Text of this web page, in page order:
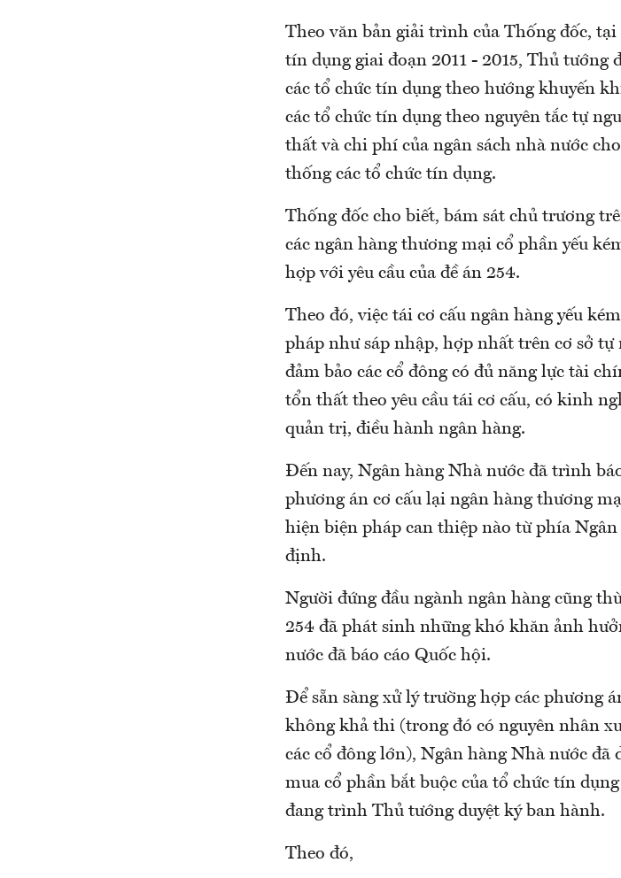
Theo văn bản giải trình của Thống đốc, tại
tín dụng giai đoạn 2011 - 2015, Thủ tướng
các tổ chức tín dụng theo hướng khuyến
các tổ chức tín dụng theo nguyên tắc tự
thất và chi phí của ngân sách nhà nước
thống các tổ chức tín dụng.
Thống đốc cho biết, bám sát chủ trương
các ngân hàng thương mại cổ phần yếu
hợp với yêu cầu của đề án 254.
Theo đó, việc tái cơ cấu ngân hàng yếu
pháp như sáp nhập, hợp nhất trên cơ sở tự
đảm bảo các cổ đông có đủ năng lực tài
tổn thất theo yêu cầu tái cơ cấu, có kinh
quản trị, điều hành ngân hàng.
Đến nay, Ngân hàng Nhà nước đã trình
phương án cơ cấu lại ngân hàng thương
hiện biện pháp can thiệp nào từ phía
định.
Người đứng đầu ngành ngân hàng cũng
254 đã phát sinh những khó khăn ảnh
nước đã báo cáo Quốc hội.
Để sẵn sàng xử lý trường hợp các phương
không khả thi (trong đó có nguyên nhân
các cổ đông lớn), Ngân hàng Nhà nước đã
mua cổ phần bắt buộc của tổ chức tín
đang trình Thủ tướng duyệt ký ban hành.
Theo đó,